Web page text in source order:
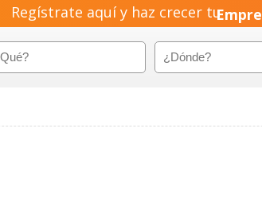
Regístrate aquí y haz crecer tu